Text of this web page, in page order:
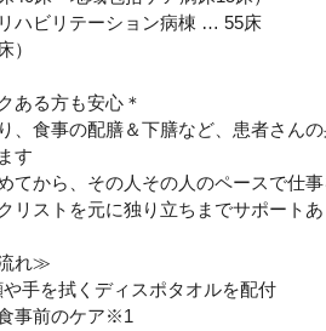
ハビリテーション病棟 … 55床
）
ある方も安心＊
、食事の配膳＆下膳など、患者さん
す
てから、その人その人のペースで仕
リストを元に独り立ちまでサポートあ
れ≫
や手を拭くディスポタオルを配付
のケア※1